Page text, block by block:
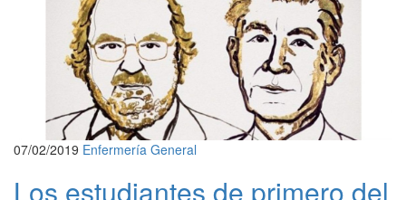
07/02/2019 Enfermería General
Los estudiantes de primero del